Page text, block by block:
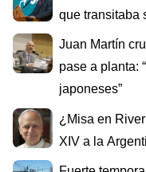
que transitaba
Juan Martín
pase a planta:
japoneses”
¿Misa en
XIV a la